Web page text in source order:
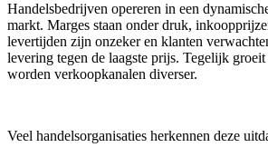
Handelsbedrijven opereren in een
markt. Marges staan onder druk,
levertijden zijn onzeker en klanten
levering tegen de laagste prijs. Tegelijk groeit
worden verkoopkanalen diverser.
Veel handelsorganisaties herkennen deze